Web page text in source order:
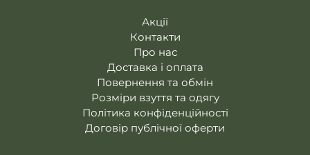
Акції
Контакти
Про нас
Доставка і оплата
Повернення та обмін
Розміри взуття та одягу
Політика конфіденційності
Договір публічної оферти